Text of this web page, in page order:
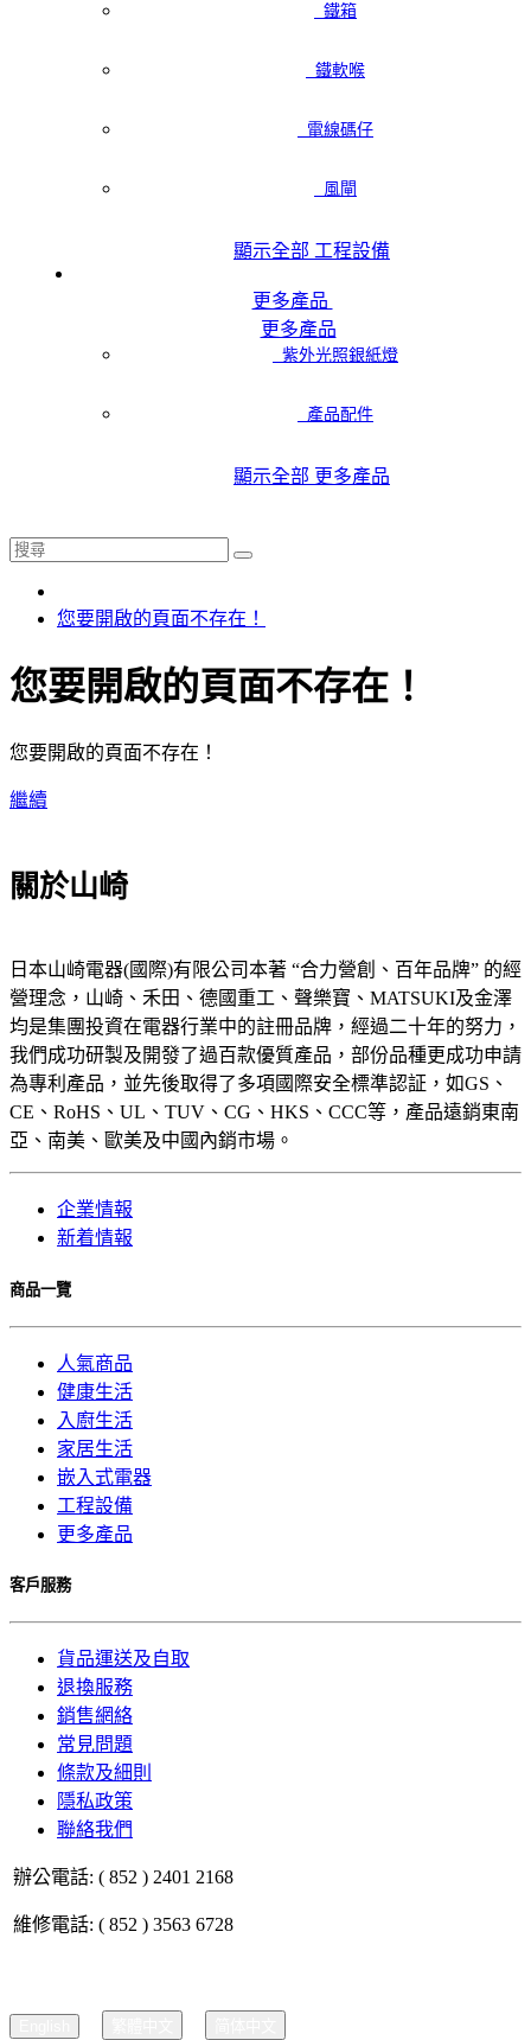
鐵箱
鐵軟喉
電線碼仔
風閘
顯示全部 工程設備
更多產品
更多產品
紫外光照銀紙燈
產品配件
顯示全部 更多產品
您要開啟的頁面不存在！
您要開啟的頁面不存在！
您要開啟的頁面不存在！
繼續
關於山崎
日本山崎電器(國際)有限公司本著 “合力營創、百年品牌” 的經
營理念，山崎、禾田、德國重工、聲樂寶、MATSUKI及金澤
均是集團投資在電器行業中的註冊品牌，經過二十年的努力，
我們成功研製及開發了過百款優質產品，部份品種更成功申請
為專利產品，並先後取得了多項國際安全標準認証，如GS、
CE、RoHS、UL、TUV、CG、HKS、CCC等，產品遠銷東南
亞、南美、歐美及中國內銷市場。
企業情報
新着情報
商品一覽
人氣商品
健康生活
入廚生活
家居生活
嵌入式電器
工程設備
更多產品
客戶服務
貨品運送及自取
退換服務
銷售網絡
常見問題
條款及細則
隱私政策
聯絡我們
辦公電話: ( 852 ) 2401 2168
維修電話: ( 852 ) 3563 6728